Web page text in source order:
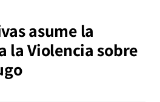
asume la
la Violencia sobre